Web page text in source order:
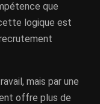
que
logique est
mais par une
offre plus de